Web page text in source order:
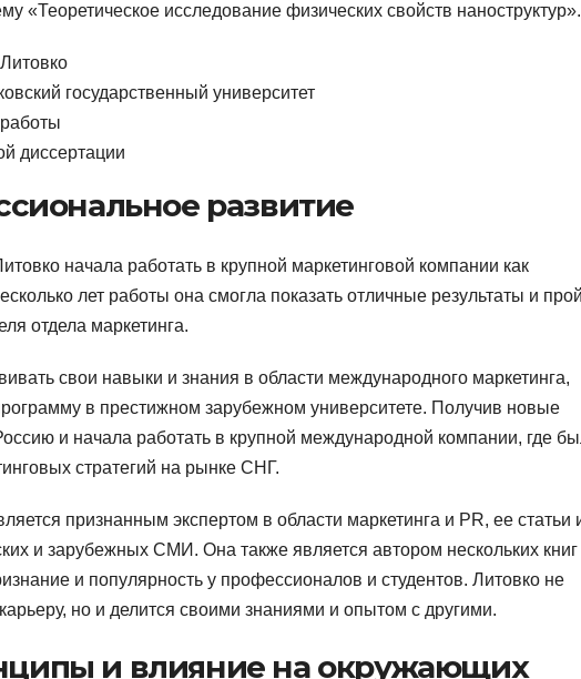
«Теоретическое исследование физических свойств наноструктур».
государственный университет
диссертации
развитие
начала работать в крупной маркетинговой компании как
лет работы она смогла показать отличные результаты и
отдела маркетинга.
свои навыки и знания в области международного маркетинга,
в престижном зарубежном университете. Получив новые
и начала работать в крупной международной компании, где
стратегий на рынке СНГ.
признанным экспертом в области маркетинга и PR, ее статьи
и зарубежных СМИ. Она также является автором нескольких
и популярность у профессионалов и студентов. Литовко не
но и делится своими знаниями и опытом с другими.
и влияние на окружающих